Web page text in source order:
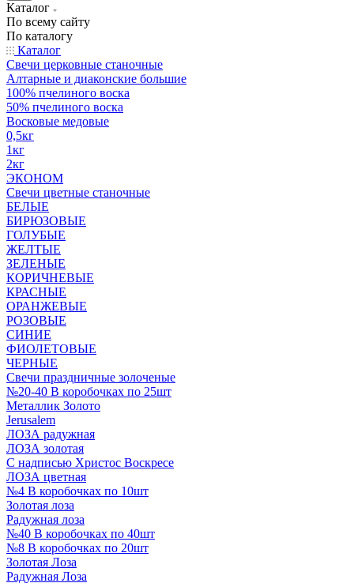
Каталог
По всему сайту
По каталогу
Каталог
Свечи церковные станочные
Алтарные и диаконские большие
100% пчелиного воска
50% пчелиного воска
Восковые медовые
0,5кг
1кг
2кг
ЭКОНОМ
Свечи цветные станочные
БЕЛЫЕ
БИРЮЗОВЫЕ
ГОЛУБЫЕ
ЖЕЛТЫЕ
ЗЕЛЕНЫЕ
КОРИЧНЕВЫЕ
КРАСНЫЕ
ОРАНЖЕВЫЕ
РОЗОВЫЕ
СИНИЕ
ФИОЛЕТОВЫЕ
ЧЕРНЫЕ
Свечи праздничные золоченые
№20-40 В коробочках по 25шт
Металлик Золото
Jerusalem
ЛОЗА радужная
ЛОЗА золотая
С надписью Христос Воскресе
ЛОЗА цветная
№4 В коробочках по 10шт
Золотая лоза
Радужная лоза
№40 В коробочках по 40шт
№8 В коробочках по 20шт
Золотая Лоза
Радужная Лоза